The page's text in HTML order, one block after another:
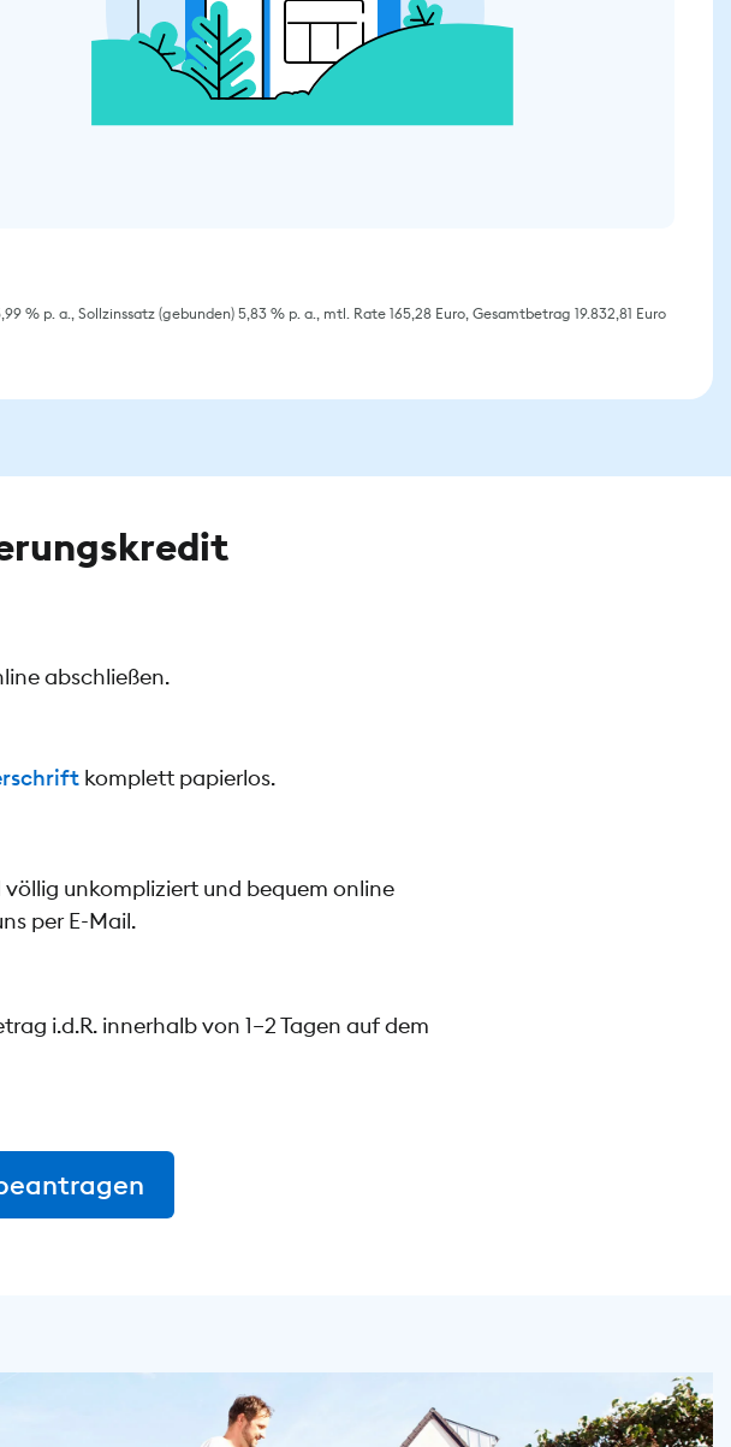
p. a., Sollzinssatz (gebunden) 5,83 % p. a., mtl. Rate 165,28 Euro, Gesamtbetrag 19.832,81 Euro
abschließen.
komplett papierlos.
unkompliziert und bequem online
per E-Mail.
i.d.R. innerhalb von 1–2 Tagen auf dem